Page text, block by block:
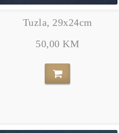
Tuzla, 29x24cm
50,00 KM